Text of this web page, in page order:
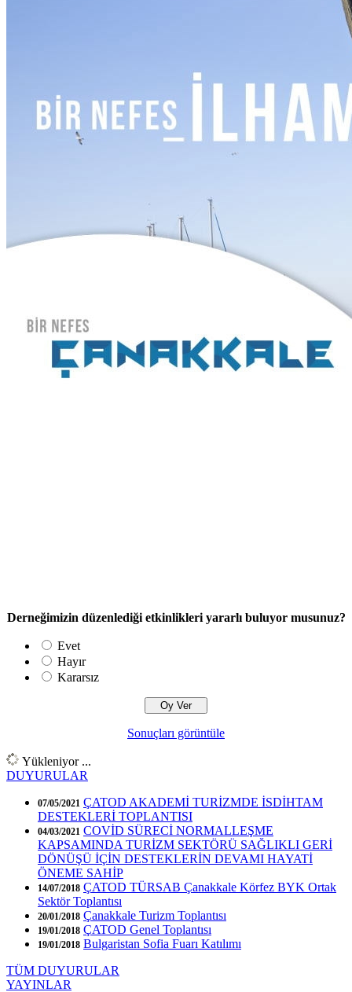
Derneğimizin düzenlediği etkinlikleri yararlı buluyor musunuz?
Evet
Hayır
Kararsız
Sonuçları görüntüle
Yükleniyor ...
DUYURULAR
07/05/2021 ÇATOD AKADEMİ TURİZMDE İSDİHTAM
DESTEKLERİ TOPLANTISI
04/03/2021 COVİD SÜRECİ NORMALLEŞME
KAPSAMINDA TURİZM SEKTÖRÜ SAĞLIKLI GERİ
DÖNÜŞÜ İÇİN DESTEKLERİN DEVAMI HAYATİ
ÖNEME SAHİP
14/07/2018 ÇATOD TÜRSAB Çanakkale Körfez BYK Ortak
Sektör Toplantısı
20/01/2018 Çanakkale Turizm Toplantısı
19/01/2018 ÇATOD Genel Toplantısı
19/01/2018 Bulgaristan Sofia Fuarı Katılımı
TÜM DUYURULAR
YAYINLAR